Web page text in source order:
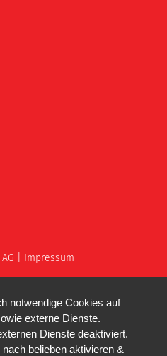
Impressum
notwendige Cookies auf
externe Dienste.
Dienste deaktiviert.
belieben aktivieren &